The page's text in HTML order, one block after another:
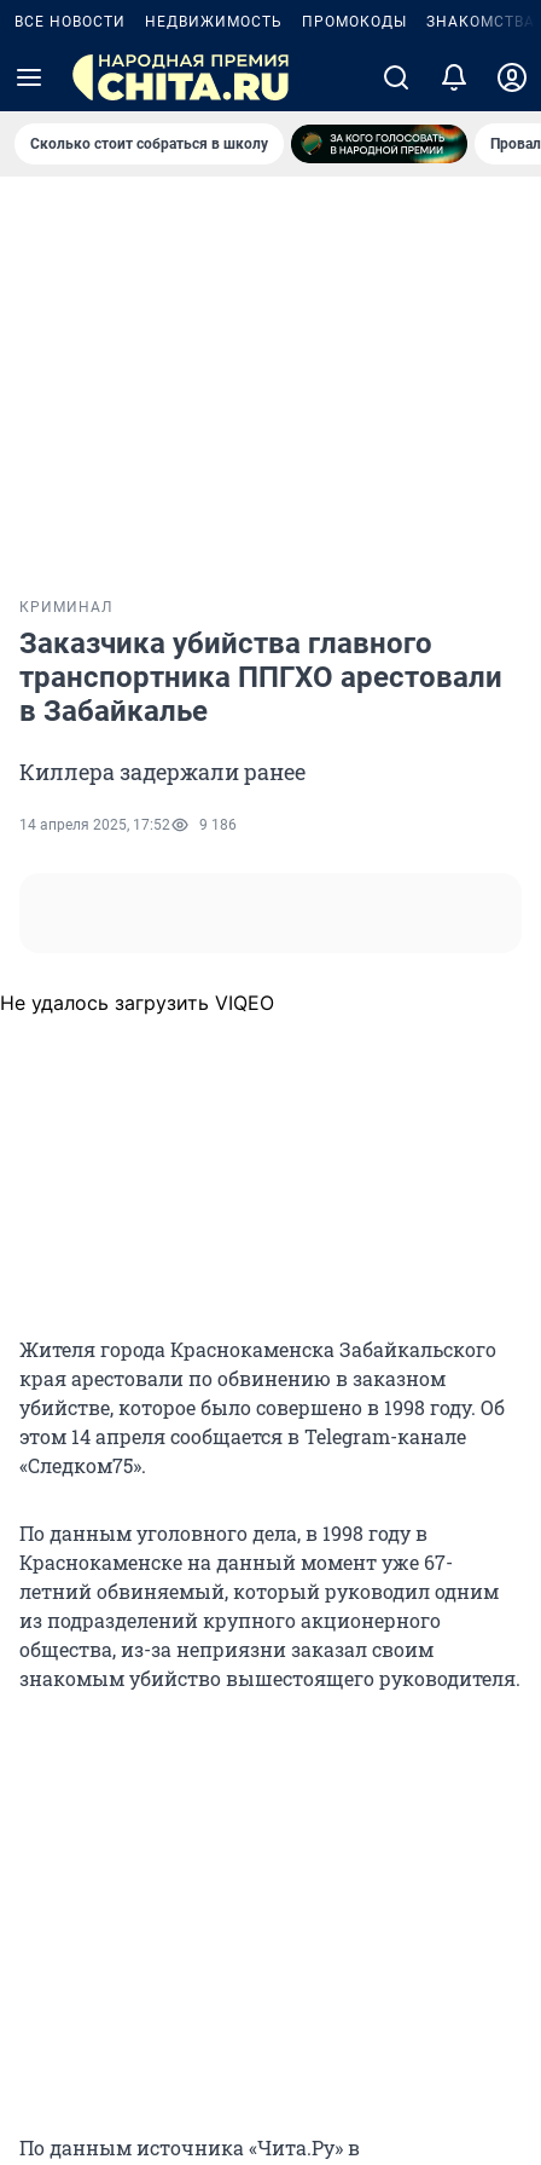
ВСЕ НОВОСТИ НЕДВИЖИМОСТЬ ПРОМОКОДЫ ЗНАКОМСТВА
Сколько стоит собраться в школу
КРИМИНАЛ
Заказчика убийства главного
транспортника ППГХО арестовали
в Забайкалье
Киллера задержали ранее
14 апреля 2025, 17:52 9 186
Не удалось загрузить VIQEO
Жителя города Краснокаменска Забайкальского
края арестовали по обвинению в заказном
убийстве, которое было совершено в 1998 году. Об
этом 14 апреля сообщается в Telegram-канале
«Следком75».
По данным уголовного дела, в 1998 году в
Краснокаменске на данный момент уже 67-
летний обвиняемый, который руководил одним
из подразделений крупного акционерного
общества, из-за неприязни заказал своим
знакомым убийство вышестоящего руководителя.
По данным источника «Чита.Ру» в